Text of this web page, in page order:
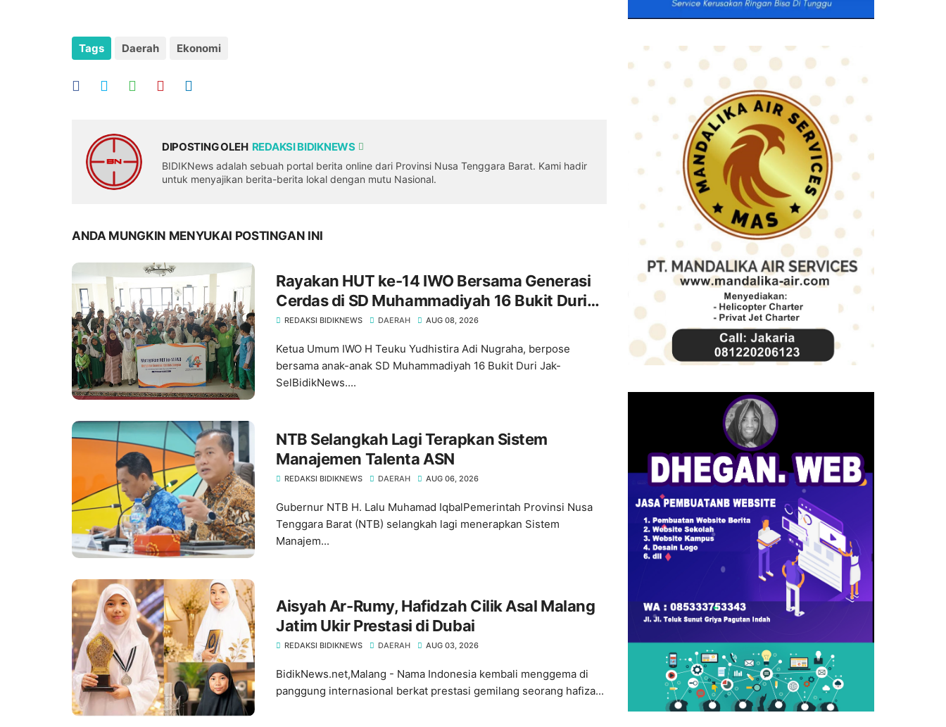
Tags Daerah Ekonomi
DIPOSTING OLEH REDAKSI BIDIKNEWS
BIDIKNews adalah sebuah portal berita online dari Provinsi Nusa Tenggara Barat. Kami hadir
untuk menyajikan berita-berita lokal dengan mutu Nasional.
ANDA MUNGKIN MENYUKAI POSTINGAN INI
Rayakan HUT ke-14 IWO Bersama Generasi
Cerdas di SD Muhammadiyah 16 Bukit Duri
Jakarta Selatan
REDAKSI BIDIKNEWS DAERAH AUG 08, 2026
Ketua Umum IWO H Teuku Yudhistira Adi Nugraha, berpose
bersama anak-anak SD Muhammadiyah 16 Bukit Duri Jak-
SelBidikNews....
NTB Selangkah Lagi Terapkan Sistem
Manajemen Talenta ASN
REDAKSI BIDIKNEWS DAERAH AUG 06, 2026
Gubernur NTB H. Lalu Muhamad IqbalPemerintah Provinsi Nusa
Tenggara Barat (NTB) selangkah lagi menerapkan Sistem
Manajem...
Aisyah Ar-Rumy, Hafidzah Cilik Asal Malang
Jatim Ukir Prestasi di Dubai
REDAKSI BIDIKNEWS DAERAH AUG 03, 2026
BidikNews.net,Malang - Nama Indonesia kembali menggema di
panggung internasional berkat prestasi gemilang seorang hafiza...